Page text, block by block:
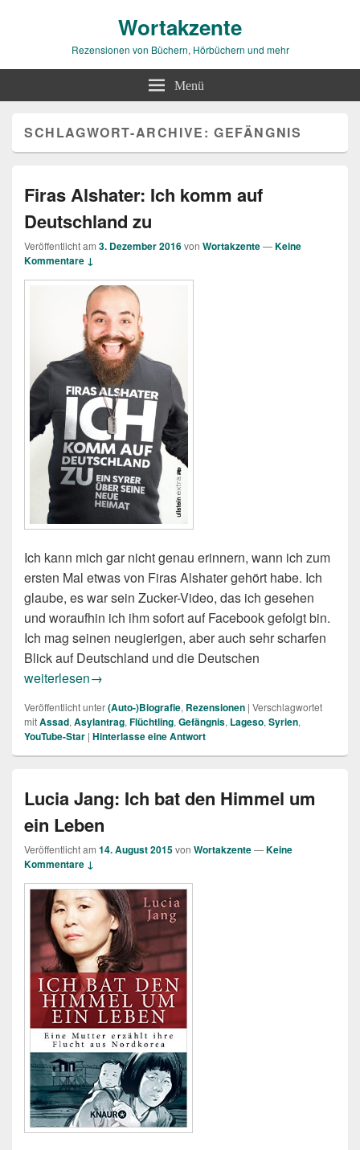
Wortakzente
Rezensionen von Büchern, Hörbüchern und mehr
Menü
SCHLAGWORT-ARCHIVE:GEFÄNGNIS
Firas Alshater: Ich komm auf
Deutschland zu
Veröffentlicht am 3. Dezember 2016von Wortakzente—Keine
Kommentare ↓
Ich kann mich gar nicht genau erinnern, wann ich zum
ersten Mal etwas von Firas Alshater gehört habe. Ich
glaube, es war sein Zucker-Video, das ich gesehen
und woraufhin ich ihm sofort auf Facebook gefolgt bin.
Ich mag seinen neugierigen, aber auch sehr scharfen
Blick auf Deutschland und die Deutschen
Firas Alshater: Ich komm auf Deutschland zu
weiterlesen→
Veröffentlicht unter(Auto-)Biografie, Rezensionen | Verschlagwortet
mitAssad, Asylantrag, Flüchtling, Gefängnis, Lageso, Syrien,
YouTube-Star | Hinterlasse eine Antwort
Lucia Jang: Ich bat den Himmel um
ein Leben
Veröffentlicht am 14. August 2015von Wortakzente—Keine
Kommentare ↓